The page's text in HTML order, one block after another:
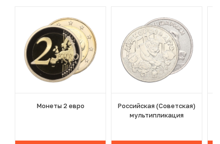
Монеты 2 евро
Российская (Советская)
мультипликация